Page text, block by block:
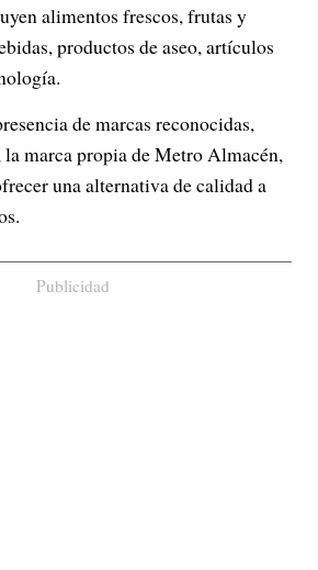
alimentos frescos, frutas y
productos de aseo, artículos
de marcas reconocidas,
marca propia de Metro Almacén,
una alternativa de calidad a
Publicidad